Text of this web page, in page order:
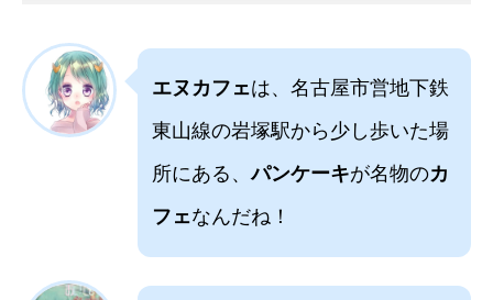
エヌカフェは、名古屋市営地下鉄
東山線の岩塚駅から少し歩いた場
所にある、パンケーキが名物のカ
フェなんだね！